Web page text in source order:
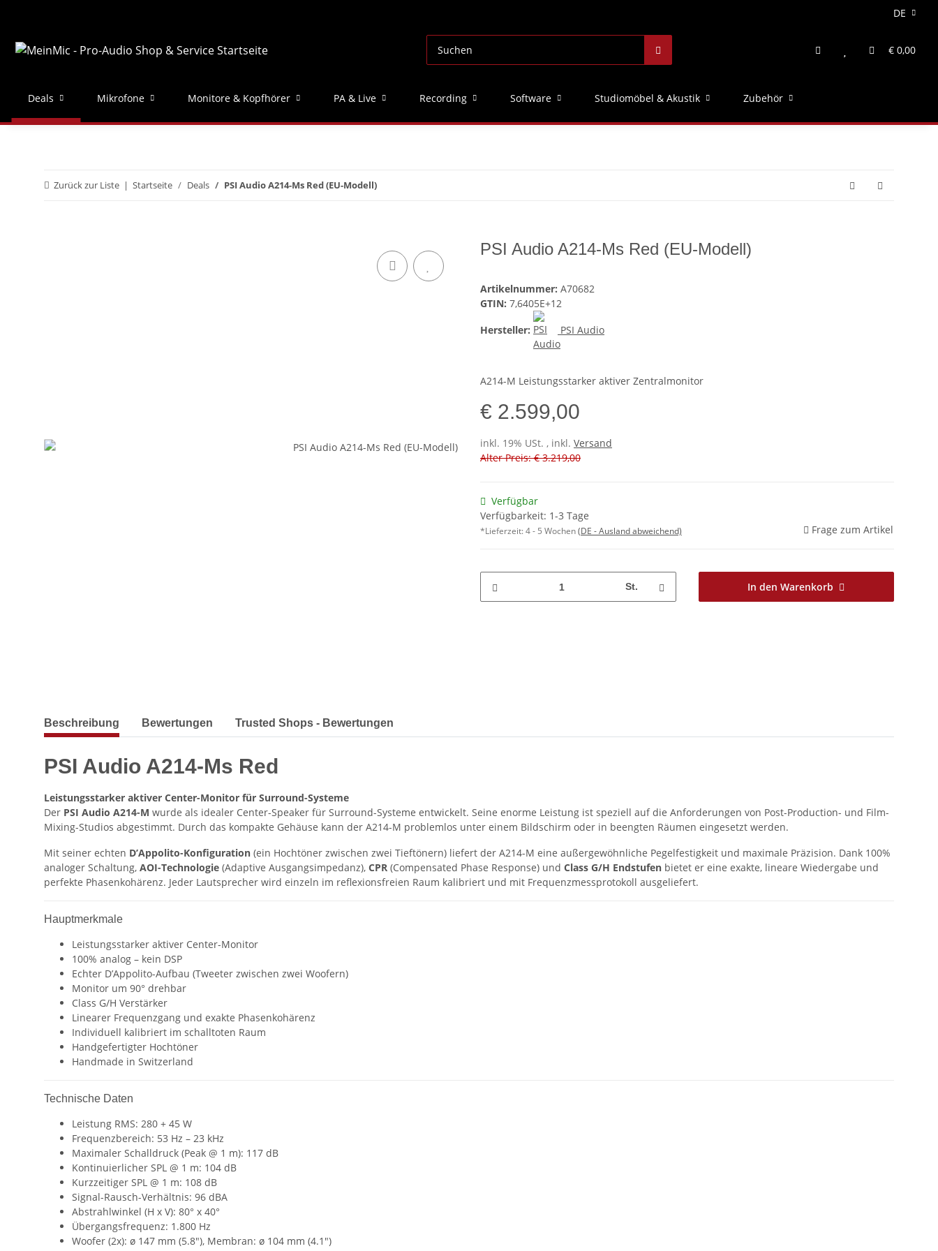
DE
€ 0,00
Deals Mikrofone Monitore & Kopfhörer PA & Live Recording Software Studiomöbel & Akustik Zubehör
Zurück zur Liste Startseite Deals PSI Audio A214-Ms Red (EU-Modell)
PSI Audio A214-Ms Red (EU-Modell)
Artikelnummer: A70682
GTIN: 7,6405E+12
Hersteller:
PSI Audio
A214-M Leistungsstarker aktiver Zentralmonitor
€ 2.599,00
inkl. 19% USt. , inkl. Versand
Alter Preis: € 3.219,00
Verfügbar
Verfügbarkeit: 1-3 Tage
*Lieferzeit:4 - 5 Wochen(DE - Ausland abweichend) Frage zum Artikel
St. In den Warenkorb
weitere Registerkarten anzeigen
Beschreibung Bewertungen Trusted Shops - Bewertungen
PSI Audio A214-Ms Red
Leistungsstarker aktiver Center-Monitor für Surround-Systeme
Der PSI Audio A214-M wurde als idealer Center-Speaker für Surround-Systeme entwickelt. Seine enorme Leistung ist speziell auf die Anforderungen von Post-Production- und Film-
Mixing-Studios abgestimmt. Durch das kompakte Gehäuse kann der A214-M problemlos unter einem Bildschirm oder in beengten Räumen eingesetzt werden.
Mit seiner echten D’Appolito-Konfiguration (ein Hochtöner zwischen zwei Tieftönern) liefert der A214-M eine außergewöhnliche Pegelfestigkeit und maximale Präzision. Dank 100%
analoger Schaltung, AOI-Technologie (Adaptive Ausgangsimpedanz), CPR (Compensated Phase Response) und Class G/H Endstufen bietet er eine exakte, lineare Wiedergabe und
perfekte Phasenkohärenz. Jeder Lautsprecher wird einzeln im reflexionsfreien Raum kalibriert und mit Frequenzmessprotokoll ausgeliefert.
Hauptmerkmale
Leistungsstarker aktiver Center-Monitor
100% analog – kein DSP
Echter D’Appolito-Aufbau (Tweeter zwischen zwei Woofern)
Monitor um 90° drehbar
Class G/H Verstärker
Linearer Frequenzgang und exakte Phasenkohärenz
Individuell kalibriert im schalltoten Raum
Handgefertigter Hochtöner
Handmade in Switzerland
Technische Daten
Leistung RMS: 280 + 45 W
Frequenzbereich: 53 Hz – 23 kHz
Maximaler Schalldruck (Peak @ 1 m): 117 dB
Kontinuierlicher SPL @ 1 m: 104 dB
Kurzzeitiger SPL @ 1 m: 108 dB
Signal-Rausch-Verhältnis: 96 dBA
Abstrahlwinkel (H x V): 80° x 40°
Übergangsfrequenz: 1.800 Hz
Woofer (2x): ø 147 mm (5.8″), Membran: ø 104 mm (4.1″)